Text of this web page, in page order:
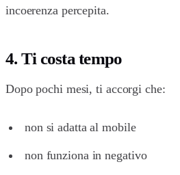
incoerenza percepita.
4. Ti costa tempo
Dopo pochi mesi, ti accorgi che:
non si adatta al mobile
non funziona in negativo